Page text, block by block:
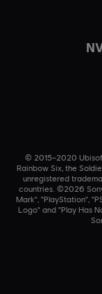
© 2015–2020
Rainbow Six, the
unregistered
countries. ©2026
Mark", "PlayStation",
Logo" and "Play Has